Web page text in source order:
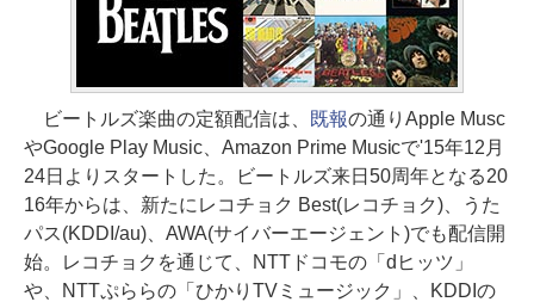
ビートルズ楽曲の定額配信は、 既報の通りApple Musc
やGoogle Play Music、Amazon Prime Musicで'15年12月
24日よりスタートした。ビートルズ来日50周年となる20
16年からは、新たにレコチョク Best(レコチョク)、うた
パス(KDDI/au)、AWA(サイバーエージェント)でも配信開
始。レコチョクを通じて、NTTドコモの「dヒッツ」
や、NTTぷららの「ひかりTVミュージック」、KDDIの